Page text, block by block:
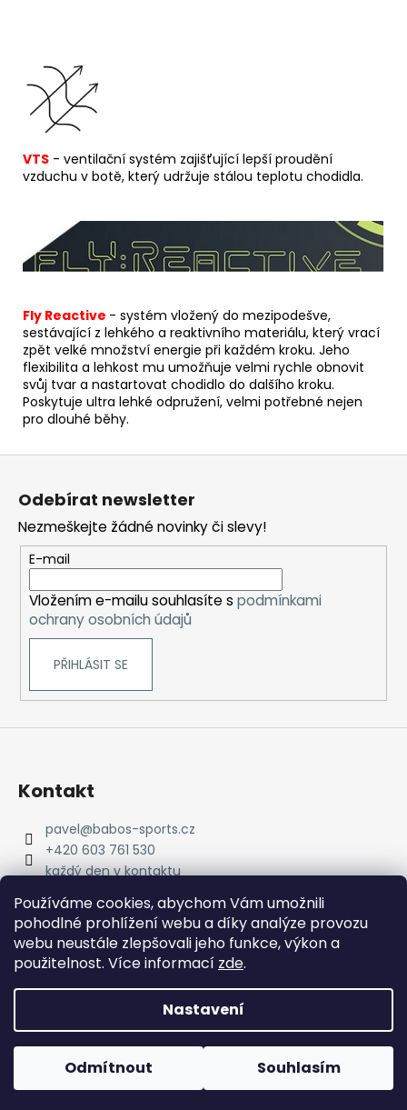
Používáme cookies, abychom Vám umožnili
pohodlné prohlížení webu a díky analýze provozu
webu neustále zlepšovali jeho funkce, výkon a
použitelnost. Více informací zde.
Nastavení
Odmítnout Souhlasím
VTS - ventilační systém zajišťující lepší proudění
vzduchu v botě, který udržuje stálou teplotu chodidla.
Fly Reactive - systém vložený do mezipodešve,
sestávající z lehkého a reaktivního materiálu, který vrací
zpět velké množství energie při každém kroku. Jeho
flexibilita a lehkost mu umožňuje velmi rychle obnovit
svůj tvar a nastartovat chodidlo do dalšího kroku.
Poskytuje ultra lehké odpružení, velmi potřebné nejen
pro dlouhé běhy.
Z
Odebírat newsletter
Nezmeškejte žádné novinky či slevy!
E-mail
Vložením e-mailu souhlasíte s podmínkami
ochrany osobních údajů
PŘIHLÁSIT SE
Kontakt
pavel@babos-sports.cz
+420 603 761 530
každý den v kontaktu
pavel.babos.90/
Copyright 2026babos-sports. Všechna práva
vyhrazena.
Upravit nastavení cookies